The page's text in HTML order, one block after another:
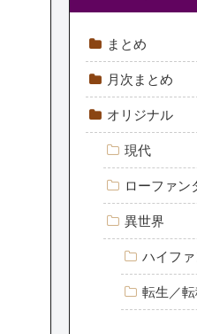
まとめ
月次まとめ
オリジナル
現代
ローファン
異世界
ハイフ
転生／